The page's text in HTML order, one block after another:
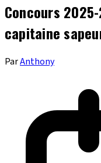
Concours
capitaine
ParAnthony